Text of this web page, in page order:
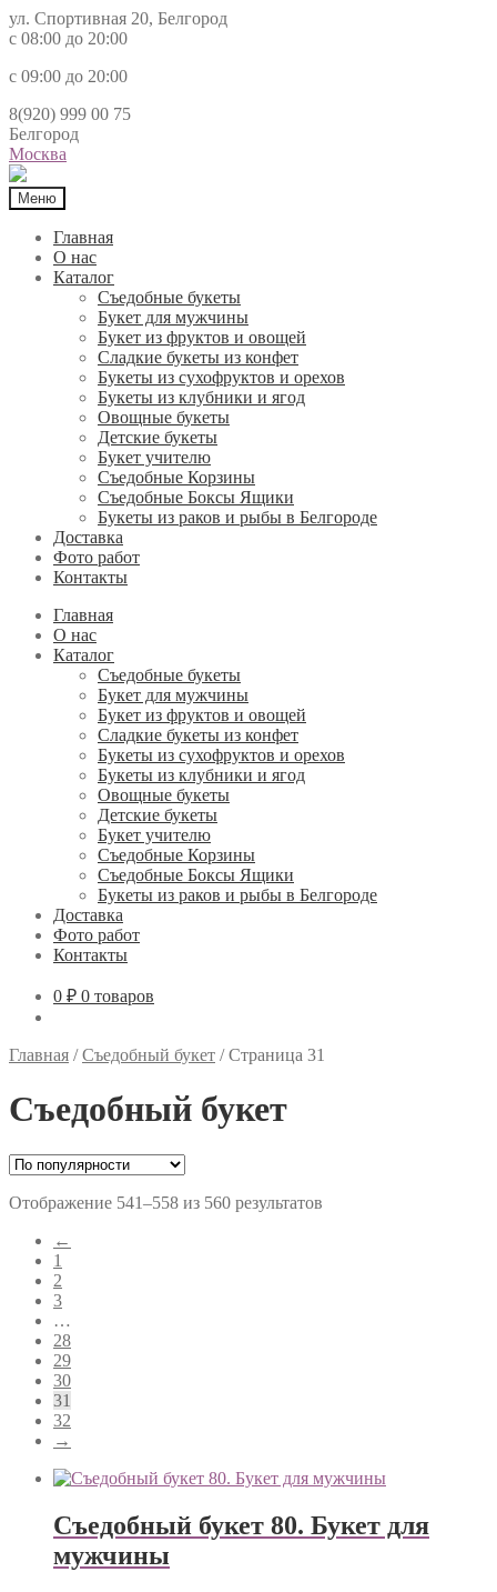
ул. Спортивная 20, Белгород
с 08:00 до 20:00
с 09:00 до 20:00
8(920) 999 00 75
Белгород
Москва
Меню
Главная
О нас
Каталог
Съедобные букеты
Букет для мужчины
Букет из фруктов и овощей
Сладкие букеты из конфет
Букеты из сухофруктов и орехов
Букеты из клубники и ягод
Овощные букеты
Детские букеты
Букет учителю
Съедобные Корзины
Съедобные Боксы Ящики
Букеты из раков и рыбы в Белгороде
Доставка
Фото работ
Контакты
Главная
О нас
Каталог
Съедобные букеты
Букет для мужчины
Букет из фруктов и овощей
Сладкие букеты из конфет
Букеты из сухофруктов и орехов
Букеты из клубники и ягод
Овощные букеты
Детские букеты
Букет учителю
Съедобные Корзины
Съедобные Боксы Ящики
Букеты из раков и рыбы в Белгороде
Доставка
Фото работ
Контакты
0 ₽ 0 товаров
Главная /Съедобный букет /Страница 31
Съедобный букет
Отображение 541–558 из 560 результатов
←
1
2
3
…
28
29
30
31
32
→
Съедобный букет 80. Букет для
мужчины